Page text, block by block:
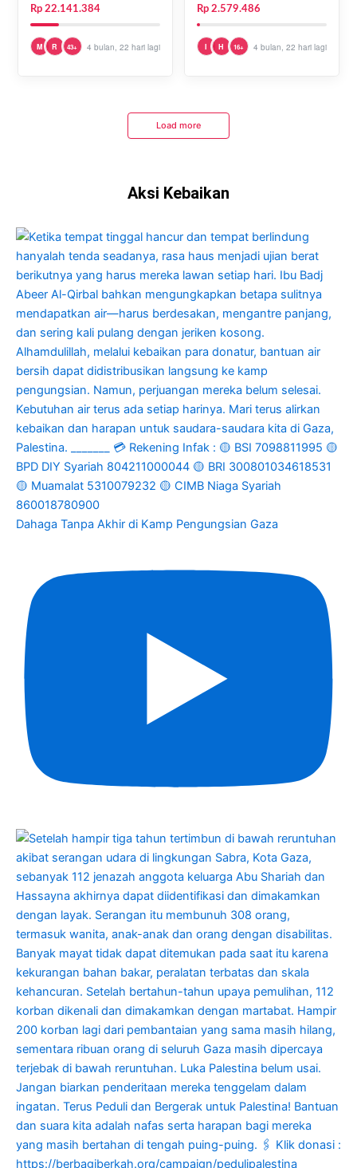
Rp 22.141.384
M R 43+ 4 bulan, 22 hari lagi
Rp 2.579.486
I H 16+ 4 bulan, 22 hari lagi
Load more
Aksi Kebaikan
Dahaga Tanpa Akhir di Kamp Pengungsian Gaza